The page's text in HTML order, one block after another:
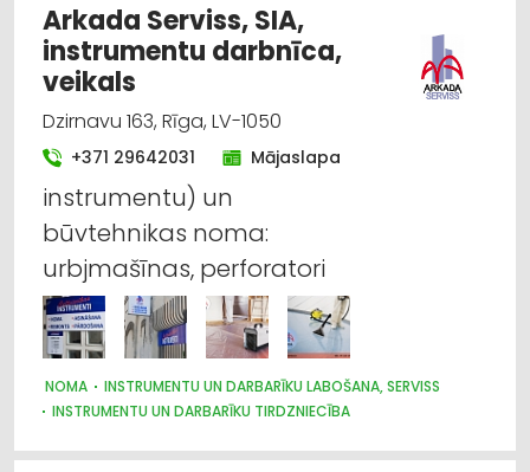
Arkada Serviss, SIA,
instrumentu darbnīca,
veikals
Dzirnavu 163, Rīga, LV-1050
+371 29642031 Mājaslapa
instrumentu) un
būvtehnikas noma:
urbjmašīnas, perforatori
NOMA
INSTRUMENTU UN DARBARĪKU LABOŠANA, SERVISS
INSTRUMENTU UN DARBARĪKU TIRDZNIECĪBA
CELTNIECĪBAS TEHNIKA UN IEKĀRTAS; TIRDZNIECĪBA, SERVISS